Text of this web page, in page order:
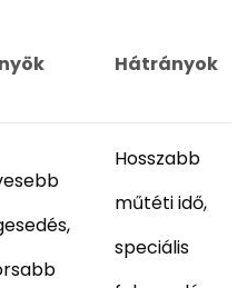
Hátrányok
Hosszabb
műtéti idő,
speciális